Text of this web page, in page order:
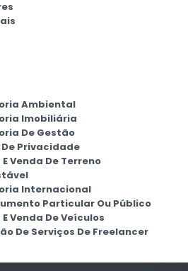
Ambiental
Imobiliária
De Gestão
Privacidade
Venda De Terreno
Internacional
Particular Ou Público
Venda De Veículos
De Serviços De Freelancer